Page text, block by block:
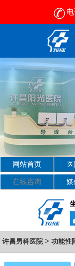
许昌比较好的男性
网站首页
在线咨询 媒
许昌男科医院 > 功能性